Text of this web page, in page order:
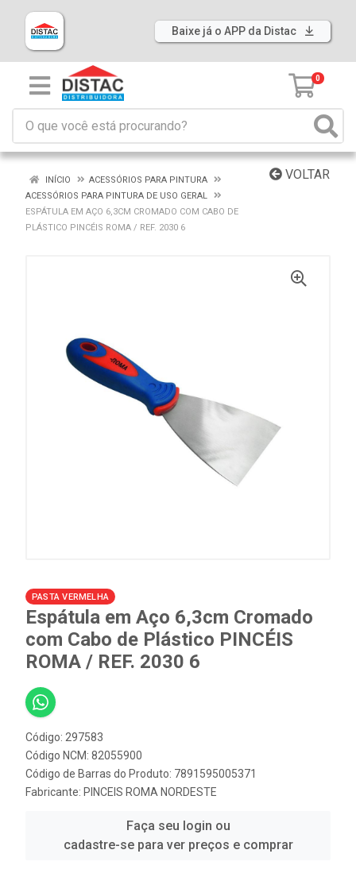
Baixe já o APP da Distac
0
VOLTAR
INÍCIO
ACESSÓRIOS PARA PINTURA
ACESSÓRIOS PARA PINTURA DE USO GERAL
ESPÁTULA EM AÇO 6,3CM CROMADO COM CABO DE
PLÁSTICO PINCÉIS ROMA / REF. 2030 6
PASTA VERMELHA
Espátula em Aço 6,3cm Cromado
com Cabo de Plástico PINCÉIS
ROMA / REF. 2030 6
Código: 297583
Código NCM: 82055900
Código de Barras do Produto: 7891595005371
Fabricante: PINCEIS ROMA NORDESTE
Faça seu login ou
cadastre-se para ver preços e comprar